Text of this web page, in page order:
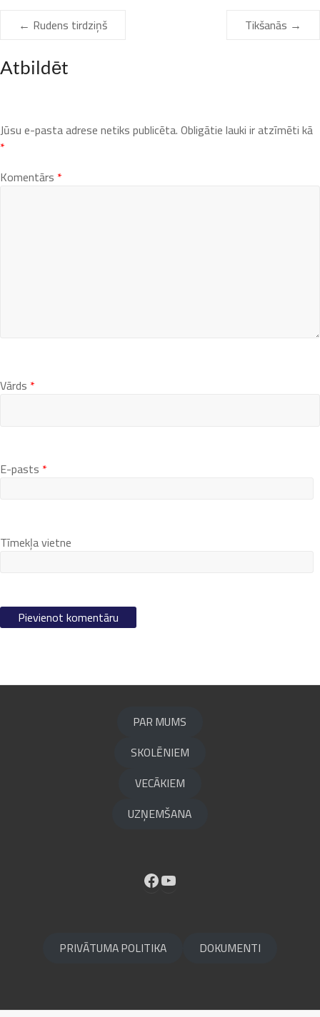
← Rudens tirdziņš Tikšanās →
Atbildēt
Jūsu e-pasta adrese netiks publicēta.Obligātie lauki ir atzīmēti kā
*
Komentārs *
Vārds *
E-pasts *
Tīmekļa vietne
PAR MUMS
SKOLĒNIEM
VECĀKIEM
UZŅEMŠANA
Facebook
YouTube
PRIVĀTUMA POLITIKA DOKUMENTI